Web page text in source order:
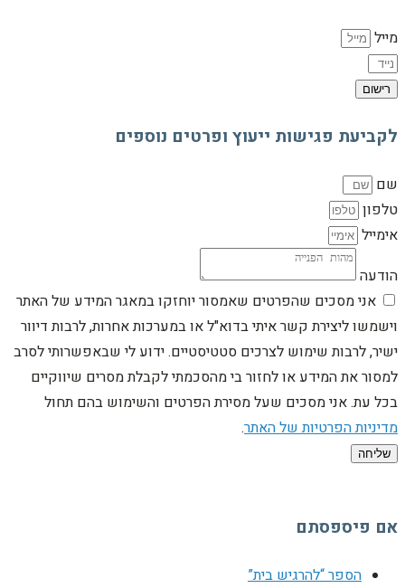
מייל
רישום
לקביעת פגישות ייעוץ ופרטים נוספים
שם
טלפון
אימייל
הודעה
אני מסכים שהפרטים שאמסור יוחזקו במאגר המידע של האתר
וישמשו ליצירת קשר איתי בדוא"ל או במערכות אחרות, לרבות דיוור
ישיר, לרבות שימוש לצרכים סטטיסטיים. ידוע לי שבאפשרותי לסרב
למסור את המידע או לחזור בי מהסכמתי לקבלת מסרים שיווקיים
בכל עת. אני מסכים שעל מסירת הפרטים והשימוש בהם תחול
מדיניות הפרטיות של האתר.
שליחה
אם פיספסתם
הספר “להרגיש בית”